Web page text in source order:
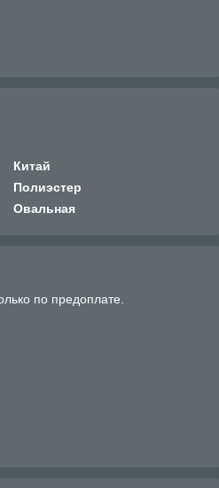
Китай
Полиэстер
Овальная
по предоплате.